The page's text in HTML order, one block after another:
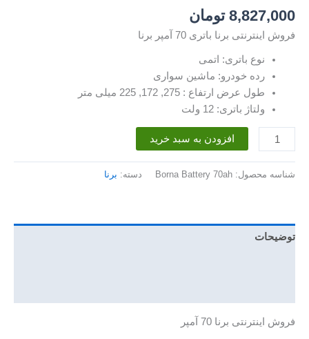
8,827,000 تومان
فروش اینترنتی برنا باتری 70 آمپر برنا
نوع باتری: اتمی
رده خودرو: ماشین سواری
طول عرض ارتفاع : 275, 172, 225 میلی متر
ولتاژ باتری: 12 ولت
باتری
70
افزودن به سبد خرید
شناسه محصول: Borna Battery 70ah دسته: برنا
توضیحات
فروش اینترنتی برنا 70 آمپر